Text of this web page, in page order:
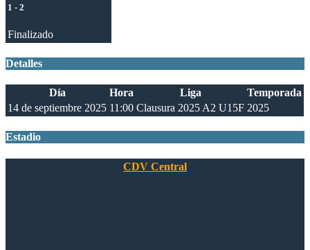
1 - 2
Finalizado
Detalles
Día Hora Liga
Temporada
14 de septiembre 2025 11:00 Clausura 2025 A2 U15F 2025
Estadio
CDV Central